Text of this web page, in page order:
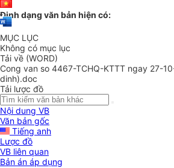
Định dạng văn bản hiện có:
MỤC LỤC
Không có mục lục
Tải về (WORD)
Cong van so 4467-TCHQ-KTTT ngay 27-
dinh).doc
Tải lược đồ
Nội dung VB
Văn bản gốc
Tiếng anh
Lược đồ
VB liên quan
Bản án áp dụng